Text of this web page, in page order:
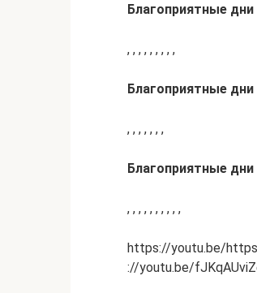
Благоприятные
, , , , , , , , ,
Благоприятные
, , , , , , ,
Благоприятные дни
, , , , , , , , , ,
https://youtu.be/https
://youtu.be/